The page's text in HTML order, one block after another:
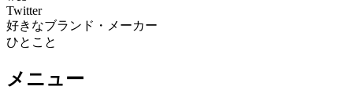
Twitter
好きなブランド・メーカー
ひとこと
メニュー